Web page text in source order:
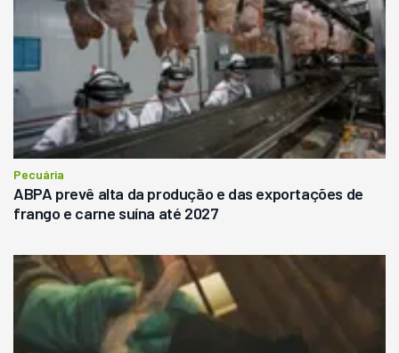
Pecuária
ABPA prevê alta da produção e das exportações de
frango e carne suína até 2027